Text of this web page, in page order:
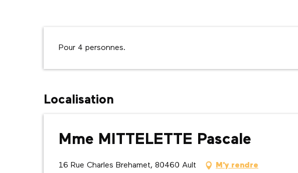
Description
Pour 4 personnes.
Localisation
Mme MITTELETTE Pascale
16 Rue Charles Brehamet, 80460 Ault M'y rendre